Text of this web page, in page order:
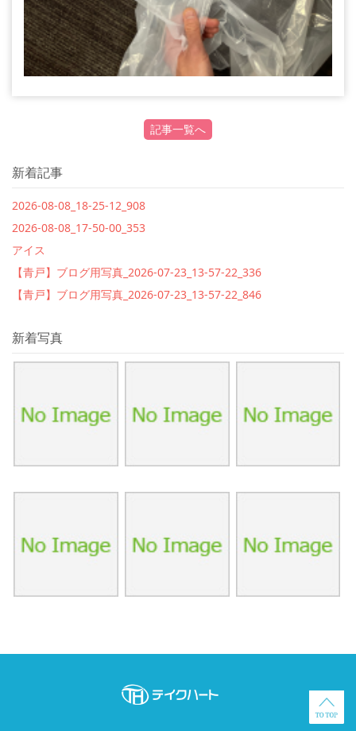
記事一覧へ
新着記事
2026-08-08_18-25-12_908
2026-08-08_17-50-00_353
アイス
【青戸】ブログ用写真_2026-07-23_13-57-22_336
【青戸】ブログ用写真_2026-07-23_13-57-22_846
新着写真